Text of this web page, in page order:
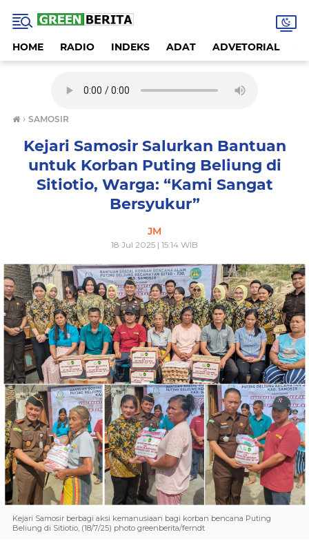
HOME RADIO INDEKS ADAT ADVETORIAL
› SAMOSIR
Kejari Samosir Salurkan Bantuan
untuk Korban Puting Beliung di
Sitiotio, Warga: “Kami Sangat
Bersyukur”
JM
18 Jul 2025 | 15:14 WIB
Kejari Samosir berbagi aksi kemanusiaan bagi korban bencana Puting
Beliung di Sitiotio, (18/7/25) photo greenberita/ferndt